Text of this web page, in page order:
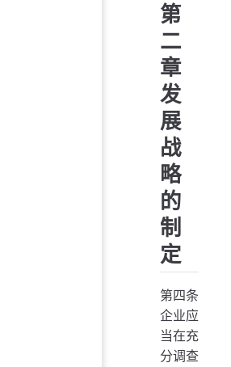
第
二
章
发
展
战
略
的
制
定
第四条
企业应
当在充
分调查